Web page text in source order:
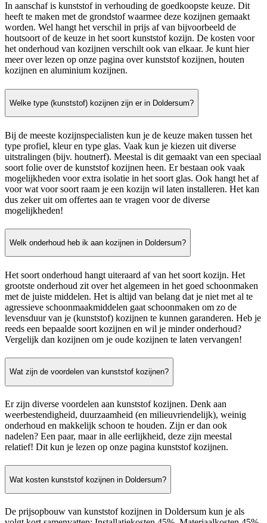
In aanschaf is kunststof in verhouding de goedkoopste keuze. Dit
heeft te maken met de grondstof waarmee deze kozijnen gemaakt
worden. Wel hangt het verschil in prijs af van bijvoorbeeld de
houtsoort of de keuze in het soort kunststof kozijn. De kosten voor
het onderhoud van kozijnen verschilt ook van elkaar. Je kunt hier
meer over lezen op onze pagina over kunststof kozijnen, houten
kozijnen en aluminium kozijnen.
Welke type (kunststof) kozijnen zijn er in Doldersum?
Bij de meeste kozijnspecialisten kun je de keuze maken tussen het
type profiel, kleur en type glas. Vaak kun je kiezen uit diverse
uitstralingen (bijv. houtnerf). Meestal is dit gemaakt van een speciaal
soort folie over de kunststof kozijnen heen. Er bestaan ook vaak
mogelijkheden voor extra isolatie in het soort glas. Ook hangt het af
voor wat voor soort raam je een kozijn wil laten installeren. Het kan
dus zeker uit om offertes aan te vragen voor de diverse
mogelijkheden!
Welk onderhoud heb ik aan kozijnen in Doldersum?
Het soort onderhoud hangt uiteraard af van het soort kozijn. Het
grootste onderhoud zit over het algemeen in het goed schoonmaken
met de juiste middelen. Het is altijd van belang dat je niet met al te
agressieve schoonmaakmiddelen gaat schoonmaken om zo de
levensduur van je (kunststof) kozijnen te kunnen garanderen. Heb je
reeds een bepaalde soort kozijnen en wil je minder onderhoud?
Vergelijk dan kozijnen om je oude kozijnen te laten vervangen!
Wat zijn de voordelen van kunststof kozijnen?
Er zijn diverse voordelen aan kunststof kozijnen. Denk aan
weerbestendigheid, duurzaamheid (en milieuvriendelijk), weinig
onderhoud en makkelijk schoon te houden. Zijn er dan ook
nadelen? Een paar, maar in alle eerlijkheid, deze zijn meestal
relatief! Dit kun je lezen op onze pagina kunststof kozijnen.
Wat kosten kunststof kozijnen in Doldersum?
De prijsopbouw van kunststof kozijnen in Doldersum kun je als